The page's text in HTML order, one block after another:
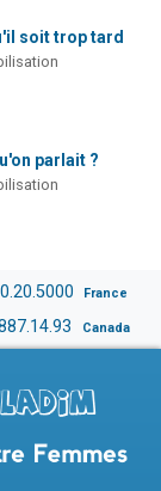
soit trop tard
parlait ?
France
Canada